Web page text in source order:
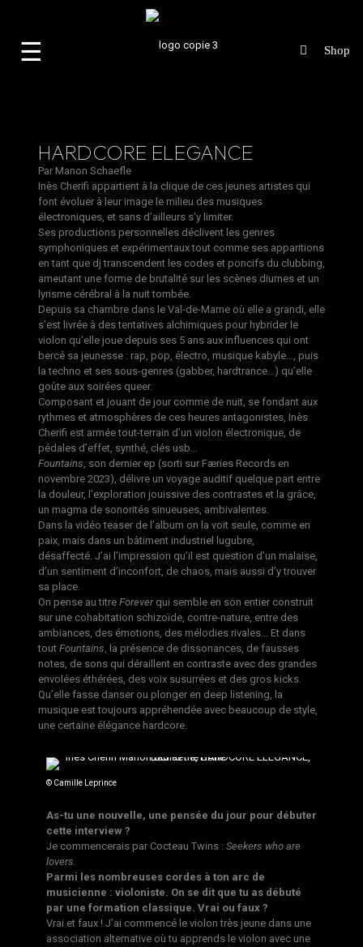
☰
HARDCORE ELEGANCE
Par Manon Schaefle
Inès Cherifi appartient à la clique de ces jeunes artistes qui
font évoluer à leur image le milieu des musiques
électroniques, et sans d’ailleurs s’y limiter.
Ses productions personnelles déclivent les genres
symphoniques et expérimentaux tout comme ses apparitions
en tant que dj transcendent les codes et poncifs du clubbing,
ameutant une forme de brutalité sur les scènes diurnes et un
lyrisme cérébral à la nuit tombée.
Depuis sa chambre dans le Val-de-Marne où elle a grandi, elle
s’est livrée à des tentatives alchimiques pour hybrider le
violon qu’elle joue depuis ses 5 ans aux influences qui ont
bercé sa jeunesse : rap, pop, électro, musique kabyle…, puis
la techno et ses sous-genres (gabber, hardtrance…) qu’elle
goûte aux soirées queer.
Composant et jouant de jour comme de nuit, se fondant aux
rythmes et atmosphères de ces heures antagonistes, Inès
Cherifi est armée tout-terrain d’un violon électronique, de
pédales d’effet, synthé, clés usb…
Fountains, son dernier ep (sorti sur Færies Recordsen
novembre 2023), délivre un voyage auditif quelque part entre
la douleur, l’exploration jouissive des contrastes et la grâce,
un magma de sonorités sinueuses, ambivalentes.
Dans la vidéo teaser de l’album on la voit seule, comme en
paix, mais dans un bâtiment industriel lugubre,
désaffecté. J’ai l’impression qu’il est question d’un malaise,
d’un sentiment d’inconfort, de chaos, mais aussi d’y trouver
sa place.
On pense au titre Foreverqui semble en son entier construit
sur une cohabitation schizoïde, contre-nature, entre des
ambiances, des émotions, des mélodies rivales… Et dans
tout Fountains, la présence de dissonances, de fausses
notes, de sons qui déraillent en contraste avec des grandes
envolées éthérées, des voix susurrées et des gros kicks.
Qu’elle fasse danser ou plonger en deep listening, la
musique est toujours appréhendée avec beaucoup de style,
une certaine élégance hardcore.
© Camille Leprince
As-tu une nouvelle, une pensée du jour pour débuter
cette interview ?
Je commencerais par Cocteau Twins : Seekers who are
lovers.
Parmi les nombreuses cordes à ton arc de
musicienne : violoniste. On se dit que tu as débuté
par une formation classique. Vrai ou faux ?
Vrai et faux ! J’ai commencé le violon très jeune dans une
association alternative où tu apprends le violon avec une